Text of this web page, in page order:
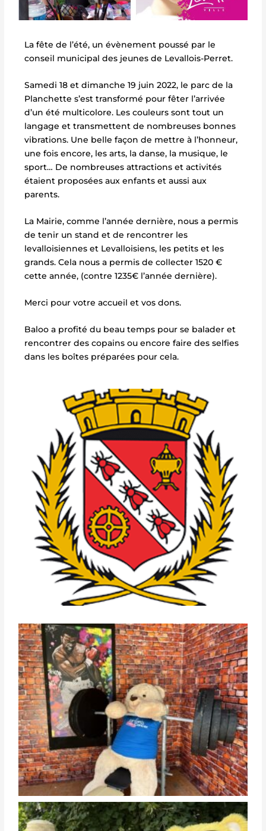
La fête de l’été, un évènement poussé par le
conseil municipal des jeunes de Levallois-Perret.
Samedi 18 et dimanche 19 juin 2022, le parc de la
Planchette s’est transformé pour fêter l’arrivée
d’un été multicolore. Les couleurs sont tout un
langage et transmettent de nombreuses bonnes
vibrations. Une belle façon de mettre à l’honneur,
une fois encore, les arts, la danse, la musique, le
sport… De nombreuses attractions et activités
étaient proposées aux enfants et aussi aux
parents.
La Mairie, comme l’année dernière, nous a permis
de tenir un stand et de rencontrer les
levalloisiennes et Levalloisiens, les petits et les
grands. Cela nous a permis de collecter 1520 €
cette année, (contre 1235€ l’année dernière).
Merci pour votre accueil et vos dons.
Baloo a profité du beau temps pour se balader et
rencontrer des copains ou encore faire des selfies
dans les boîtes préparées pour cela.